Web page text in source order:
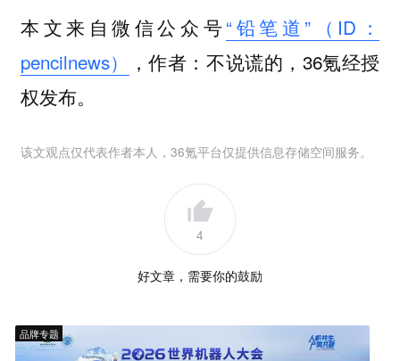
本文来自微信公众号“铅笔道”（ID：
pencilnews）
，作者：不说谎的，36氪经授
权发布。
该文观点仅代表作者本人，36氪平台仅提供信息存储空间服务。
4
好文章，需要你的鼓励
品牌专题